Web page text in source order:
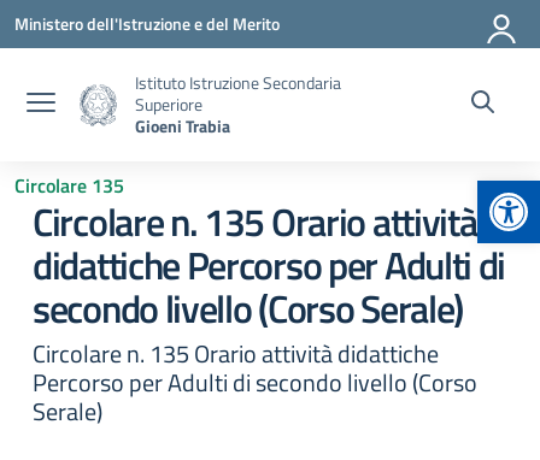
Vai ai contenuti
Vai al menu di navigazione
Vai al footer
Ministero dell'Istruzione e del Merito
Istituto Istruzione Secondaria
Superiore
Gioeni Trabia
Circolare 135
Circolare n. 135 Orario attività
didattiche Percorso per Adulti di
secondo livello (Corso Serale)
Circolare n. 135 Orario attività didattiche
Percorso per Adulti di secondo livello (Corso
Serale)